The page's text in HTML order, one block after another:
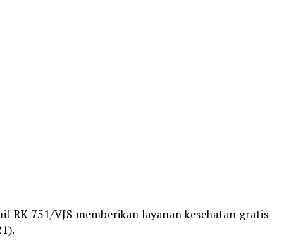
RK 751/VJS memberikan layanan kesehatan gratis